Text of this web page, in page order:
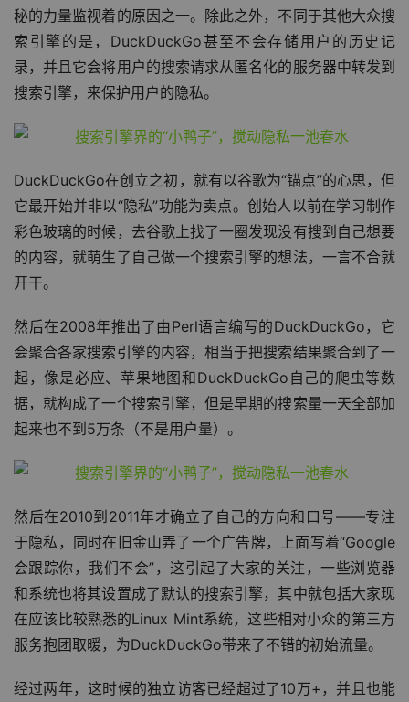
秘的力量监视着的原因之一。除此之外，不同于其他大众搜
索引擎的是，DuckDuckGo甚至不会存储用户的历史记
录，并且它会将用户的搜索请求从匿名化的服务器中转发到
搜索引擎，来保护用户的隐私。
DuckDuckGo在创立之初，就有以谷歌为“锚点”的心思，但
它最开始并非以“隐私”功能为卖点。创始人以前在学习制作
彩色玻璃的时候，去谷歌上找了一圈发现没有搜到自己想要
的内容，就萌生了自己做一个搜索引擎的想法，一言不合就
开干。
然后在2008年推出了由Perl语言编写的DuckDuckGo，它
会聚合各家搜索引擎的内容，相当于把搜索结果聚合到了一
起，像是必应、苹果地图和DuckDuckGo自己的爬虫等数
据，就构成了一个搜索引擎，但是早期的搜索量一天全部加
起来也不到5万条（不是用户量）。
然后在2010到2011年才确立了自己的方向和口号——专注
于隐私，同时在旧金山弄了一个广告牌，上面写着“Google
会跟踪你，我们不会”，这引起了大家的关注，一些浏览器
和系统也将其设置成了默认的搜索引擎，其中就包括大家现
在应该比较熟悉的Linux Mint系统，这些相对小众的第三方
服务抱团取暖，为DuckDuckGo带来了不错的初始流量。
经过两年，这时候的独立访客已经超过了10万+，并且也能